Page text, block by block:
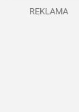
REKLAMA